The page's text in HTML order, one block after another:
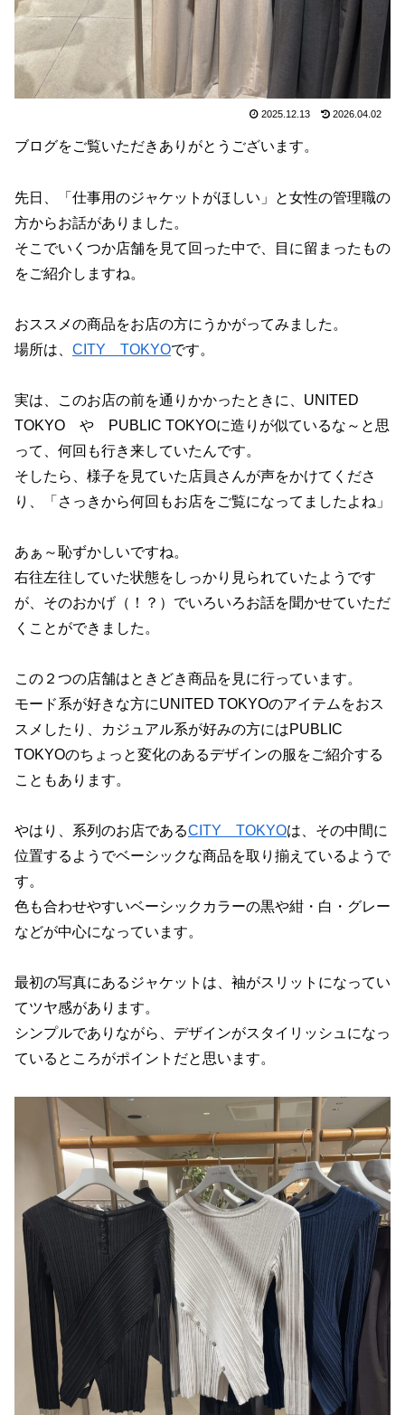
2025.12.13 2026.04.02
ブログをご覧いただきありがとうございます。
先日、「仕事用のジャケットがほしい」と女性の管理職の
方からお話がありました。
そこでいくつか店舗を見て回った中で、目に留まったもの
をご紹介しますね。
おススメの商品をお店の方にうかがってみました。
場所は、 CITY TOKYOです。
実は、このお店の前を通りかかったときに、UNITED
TOKYO や PUBLIC TOKYOに造りが似ているな～と思
って、何回も行き来していたんです。
そしたら、様子を見ていた店員さんが声をかけてくださ
り、「さっきから何回もお店をご覧になってましたよね」
あぁ～恥ずかしいですね。
右往左往していた状態をしっかり見られていたようです
が、そのおかげ（！？）でいろいろお話を聞かせていただ
くことができました。
この２つの店舗はときどき商品を見に行っています。
モード系が好きな方にUNITED TOKYOのアイテムをおス
スメしたり、カジュアル系が好みの方にはPUBLIC
TOKYOのちょっと変化のあるデザインの服をご紹介する
こともあります。
やはり、系列のお店であるCITY TOKYOは、その中間に
位置するようでベーシックな商品を取り揃えているようで
す。
色も合わせやすいベーシックカラーの黒や紺・白・グレー
などが中心になっています。
最初の写真にあるジャケットは、袖がスリットになってい
てツヤ感があります。
シンプルでありながら、デザインがスタイリッシュになっ
ているところがポイントだと思います。